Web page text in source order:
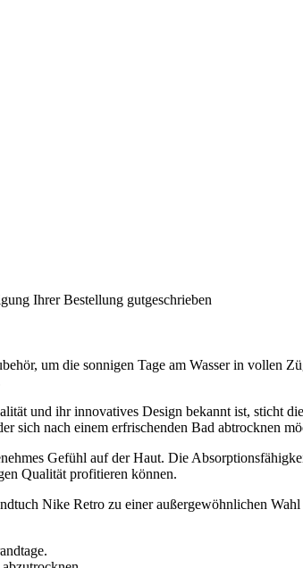
Ihrer Bestellung gutgeschrieben
um die sonnigen Tage am Wasser in
und ihr innovatives Design bekannt ist, sticht
sich nach einem erfrischenden Bad abtrocknen
Gefühl auf der Haut. Die
Qualität profitieren können.
Nike Retro zu einer außergewöhnlichen Wahl